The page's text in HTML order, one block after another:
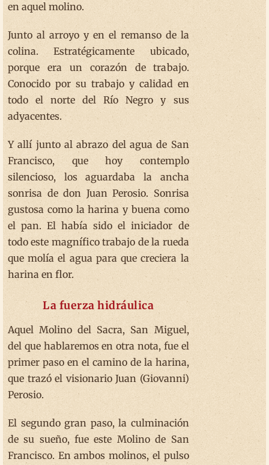
en aquel molino.
Junto al arroyo y en el remanso de la
colina. Estratégicamente ubicado,
porque era un corazón de trabajo.
Conocido por su trabajo y calidad en
todo el norte del Río Negro y sus
adyacentes.
Y allí junto al abrazo del agua de San
Francisco, que hoy contemplo
silencioso, los aguardaba la ancha
sonrisa de don Juan Perosio. Sonrisa
gustosa como la harina y buena como
el pan. El había sido el iniciador de
todo este magnífico trabajo de la rueda
que molía el agua para que creciera la
harina en flor.
La fuerza hidráulica
Aquel Molino del Sacra, San Miguel,
del que hablaremos en otra nota, fue el
primer paso en el camino de la harina,
que trazó el visionario Juan (Giovanni)
Perosio.
El segundo gran paso, la culminación
de su sueño, fue este Molino de San
Francisco. En ambos molinos, el pulso